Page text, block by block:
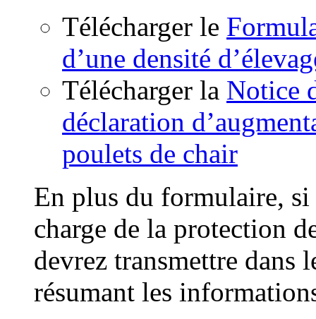
Télécharger le
d’une densité
Télécharger la Notice
déclaration
poulets de chair
En plus du formulaire,
charge de la protection
devrez transmettre dans
résumant les